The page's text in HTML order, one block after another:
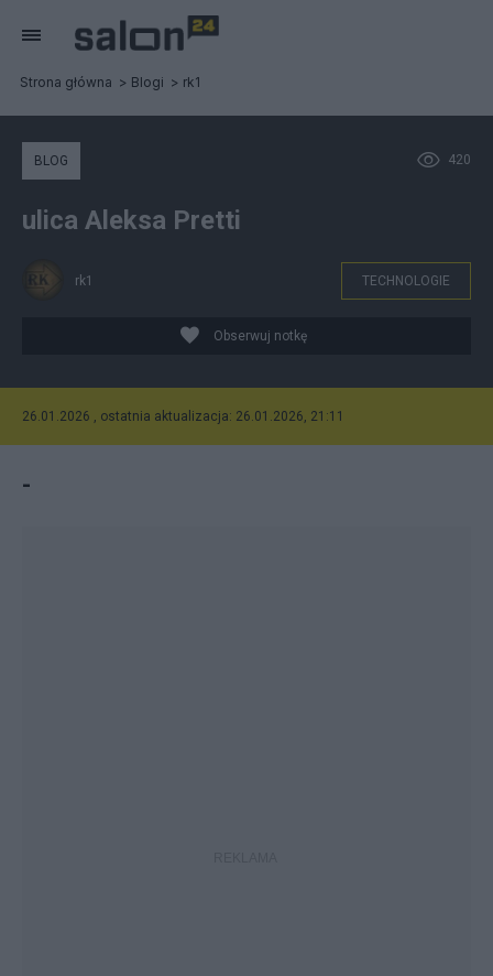
Strona główna Blogi rk1
420
BLOG
ulica Aleksa Pretti
rk1 TECHNOLOGIE
Obserwuj notkę
26.01.2026 , ostatnia aktualizacja: 26.01.2026, 21:11
-